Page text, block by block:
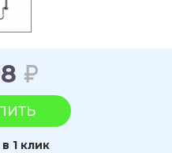
1 клик